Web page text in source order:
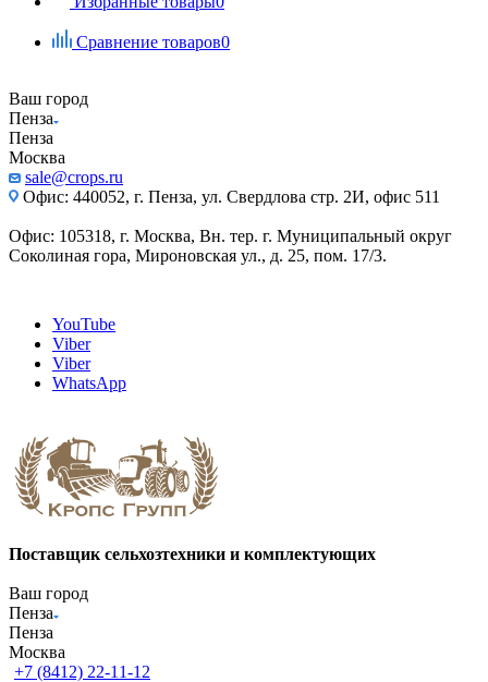
Сравнение товаров0
Ваш город
Пенза
Пенза
Москва
sale@crops.ru
Офис: 440052, г. Пенза, ул. Свердлова стр. 2И, офис 511
Офис: 105318, г. Москва, Вн. тер. г. Муниципальный округ
Соколиная гора, Мироновская ул., д. 25, пом. 17/3.
YouTube
Viber
Viber
WhatsApp
Поставщик сельхозтехники и комплектующих
Ваш город
Пенза
Пенза
Москва
+7 (8412) 22-11-12